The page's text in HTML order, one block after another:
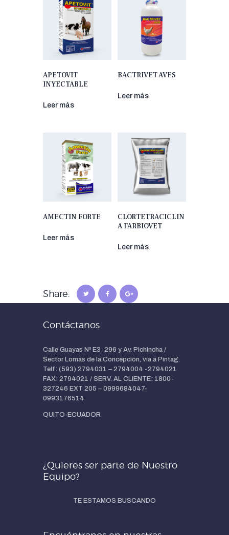
APETOVIT
INYECTABLE
Leer más
BACTRIVET AVES
Leer más
AMECTIN FORTE
Leer más
CLORTETRACICLIN
A FARBIOVET
Leer más
Share:
Contáctanos
Calle Guayas Nº E3-296 y Av. Pichincha /
Sector Lomas de la Concepción, vía a Pintag.
Telf: (593) 2794031 – 2794004 -2794021
FAX: 2794021 / SERV. AL CLIENTE: 1800-
327246 EXT 205 – 0999684047-
0993176514
QUITO-ECUADOR
¿Quieres ser parte de Nuestro
Equipo?
TE ESTAMOS BUSCANDO